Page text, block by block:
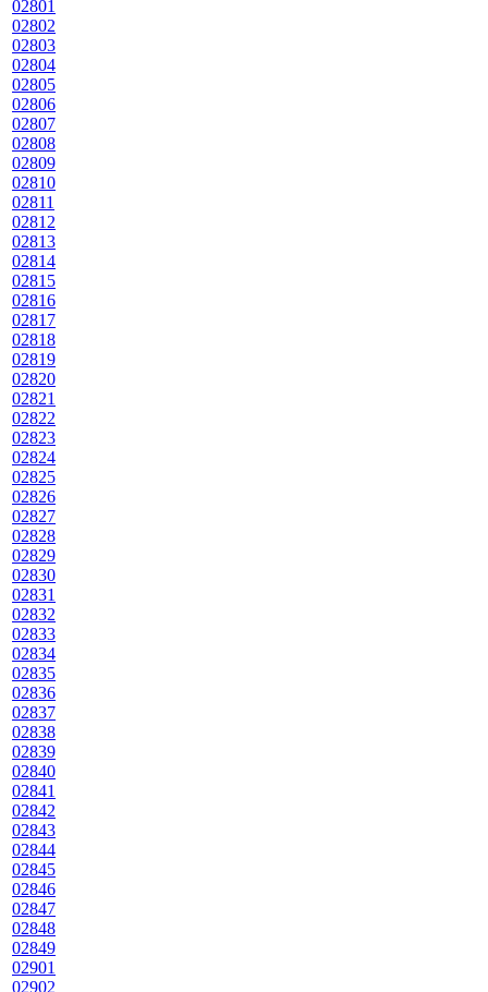
02801
02802
02803
02804
02805
02806
02807
02808
02809
02810
02811
02812
02813
02814
02815
02816
02817
02818
02819
02820
02821
02822
02823
02824
02825
02826
02827
02828
02829
02830
02831
02832
02833
02834
02835
02836
02837
02838
02839
02840
02841
02842
02843
02844
02845
02846
02847
02848
02849
02901
02902